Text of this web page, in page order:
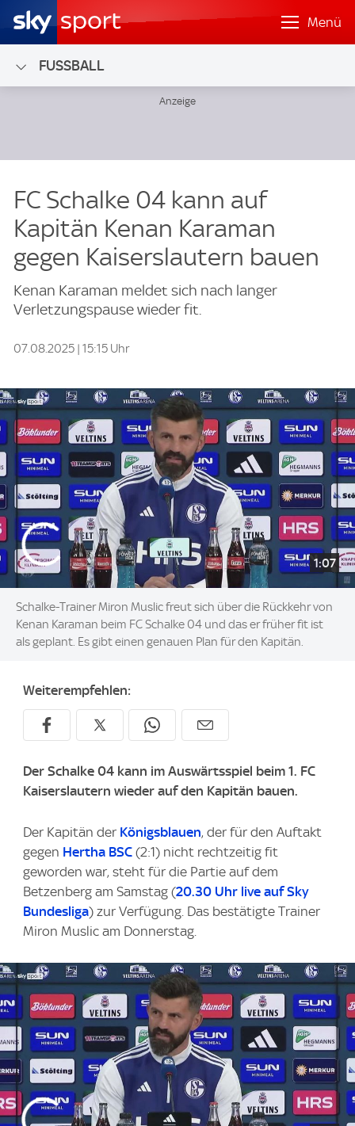
Menü
FUSSBALL
FC Schalke 04 kann auf
Kapitän Kenan Karaman
gegen Kaiserslautern bauen
Kenan Karaman meldet sich nach langer
Verletzungspause wieder fit.
07.08.2025 | 15:15 Uhr
1:07
Schalke-Trainer Miron Muslic freut sich über die Rückkehr von
Kenan Karaman beim FC Schalke 04 und das er früher fit ist
als geplant. Es gibt einen genauen Plan für den Kapitän.
Weiterempfehlen:
Der Schalke 04 kann im Auswärtsspiel beim 1. FC
Kaiserslautern wieder auf den Kapitän bauen.
Der Kapitän der Königsblauen, der für den Auftakt
gegen Hertha BSC (2:1) nicht rechtzeitig fit
geworden war, steht für die Partie auf dem
Betzenberg am Samstag (20.30 Uhr live auf Sky
Bundesliga) zur Verfügung. Das bestätigte Trainer
Miron Muslic am Donnerstag.